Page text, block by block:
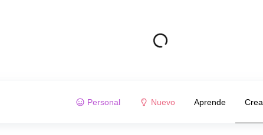
Personal Nuevo Aprende Crea